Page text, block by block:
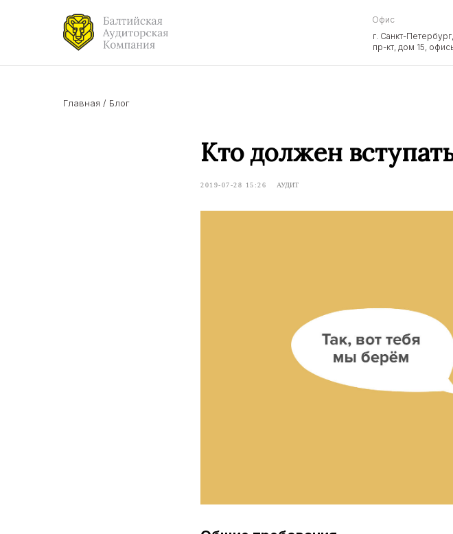
Офис
г. Санкт-
пр-кт, дом 15,
Главная / Блог
Кто должен
2019-07-28 15:26 АУДИТ